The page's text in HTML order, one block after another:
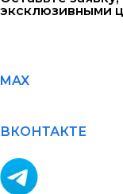
эксклюзивными
MAX
ВКОНТАКТЕ